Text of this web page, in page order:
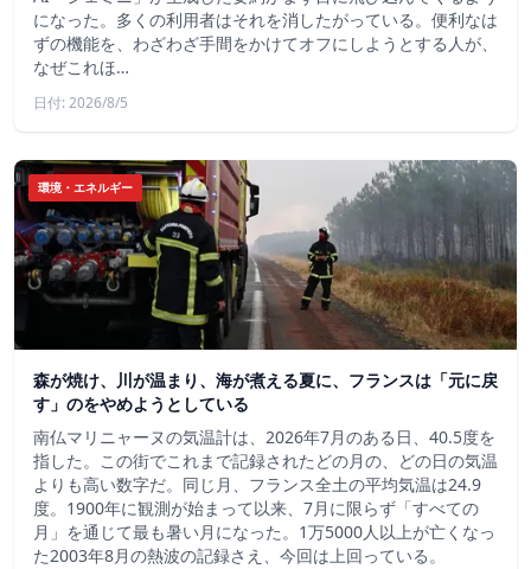
になった。多くの利用者はそれを消したがっている。便利なは
ずの機能を、わざわざ手間をかけてオフにしようとする人が、
なぜこれほ…
日付: 2026/8/5
環境・エネルギー
森が焼け、川が温まり、海が煮える夏に、フランスは「元に戻
す」のをやめようとしている
南仏マリニャーヌの気温計は、2026年7月のある日、40.5度を
指した。この街でこれまで記録されたどの月の、どの日の気温
よりも高い数字だ。同じ月、フランス全土の平均気温は24.9
度。1900年に観測が始まって以来、7月に限らず「すべての
月」を通じて最も暑い月になった。1万5000人以上が亡くなっ
た2003年8月の熱波の記録さえ、今回は上回っている。